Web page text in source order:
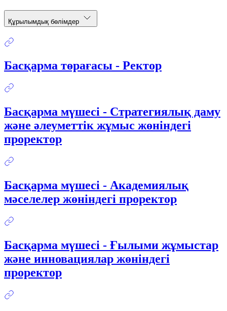
Құрылымдық бөлімдер
Басқарма төрағасы - Ректор
Басқарма мүшесі - Стратегиялық даму
және әлеуметтік жұмыс жөніндегі
проректор
Басқарма мүшесі - Академиялық
мәселелер жөніндегі проректор
Басқарма мүшесі - Ғылыми жұмыстар
және инновациялар жөніндегі
проректор